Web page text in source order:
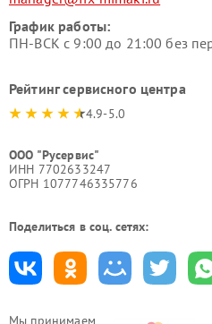
Мы принимаем
График работы:
ПН-ВСК с 9:00 до 21:00 без
Рейтинг сервисного центра
4.9-5.0
ООО "Русервис"
ИНН 7702633247
ОГРН 1077746335776
Поделиться в соц. сетях: